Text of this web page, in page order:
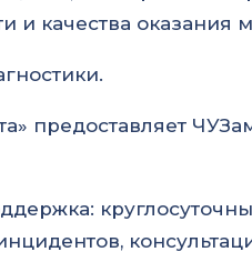
и качества
предоставляет